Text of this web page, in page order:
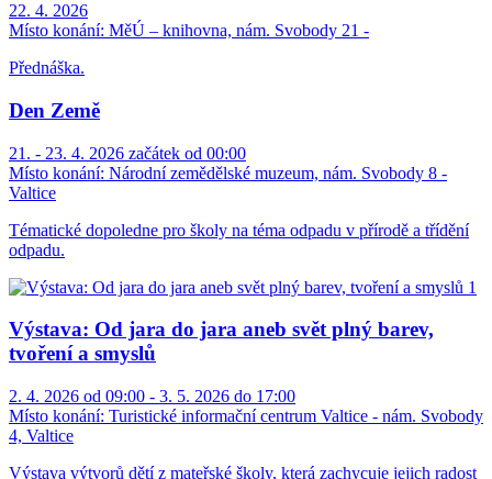
22. 4. 2026
Místo konání: MěÚ – knihovna, nám. Svobody 21 -
Přednáška.
Den Země
21. - 23. 4. 2026 začátek od 00:00
Místo konání: Národní zemědělské muzeum, nám. Svobody 8 -
Valtice
Tématické dopoledne pro školy na téma odpadu v přírodě a třídění
odpadu.
Výstava: Od jara do jara aneb svět plný barev,
tvoření a smyslů
2. 4. 2026 od 09:00 - 3. 5. 2026 do 17:00
Místo konání: Turistické informační centrum Valtice - nám. Svobody
4, Valtice
Výstava výtvorů dětí z mateřské školy, která zachycuje jejich radost